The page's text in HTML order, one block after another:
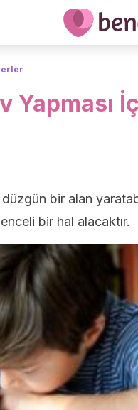
Yapması
bir alan
bir hal alacaktır.